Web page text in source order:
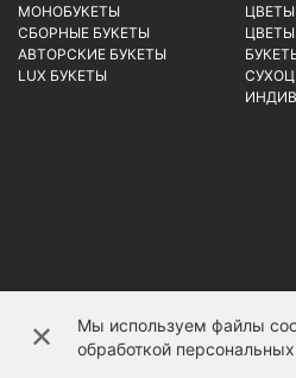
МОНОБУКЕТЫ
СБОРНЫЕ БУКЕТЫ
АВТОРСКИЕ БУКЕТЫ
LUX БУКЕТЫ
✕
Мы используем файлы
обработкой